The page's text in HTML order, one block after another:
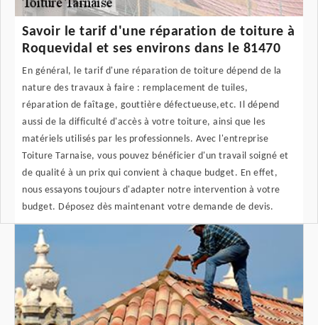
Savoir le tarif d'une réparation de toiture à
Roquevidal et ses environs dans le 81470
En général, le tarif d'une réparation de toiture dépend de la
nature des travaux à faire : remplacement de tuiles,
réparation de faîtage, gouttière défectueuse,etc. Il dépend
aussi de la difficulté d'accès à votre toiture, ainsi que les
matériels utilisés par les professionnels. Avec l'entreprise
Toiture Tarnaise, vous pouvez bénéficier d'un travail soigné et
de qualité à un prix qui convient à chaque budget. En effet,
nous essayons toujours d'adapter notre intervention à votre
budget. Déposez dès maintenant votre demande de devis.